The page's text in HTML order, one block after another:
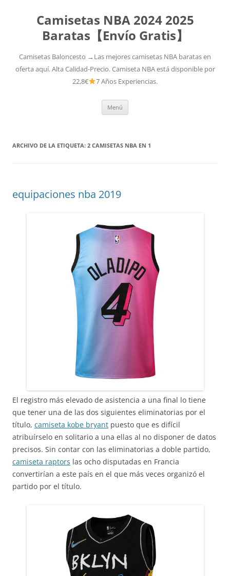
Camisetas NBA 2024 2025
Baratas【Envío Gratis】
Camisetas Baloncesto →Las mejores camisetas NBA baratas en
oferta aquí. Alta Calidad-Precio. Camiseta NBA está disponible por
22,8€
7 Años Experiencias.
Menú
ARCHIVO DE LA ETIQUETA: 2 CAMISETAS NBA EN 1
equipaciones nba 2019
El registro más elevado de asistencia a una final lo tiene
que tener una de las dos siguientes eliminatorias por el
título, camiseta kobe bryant puesto que es difícil
atribuírselo en solitario a una ellas al no disponer de datos
precisos. Sin contar con las eliminatorias a doble partido,
camiseta raptors las ocho disputadas en Francia
convertirían a este país en el que más veces organizó el
partido por el título.